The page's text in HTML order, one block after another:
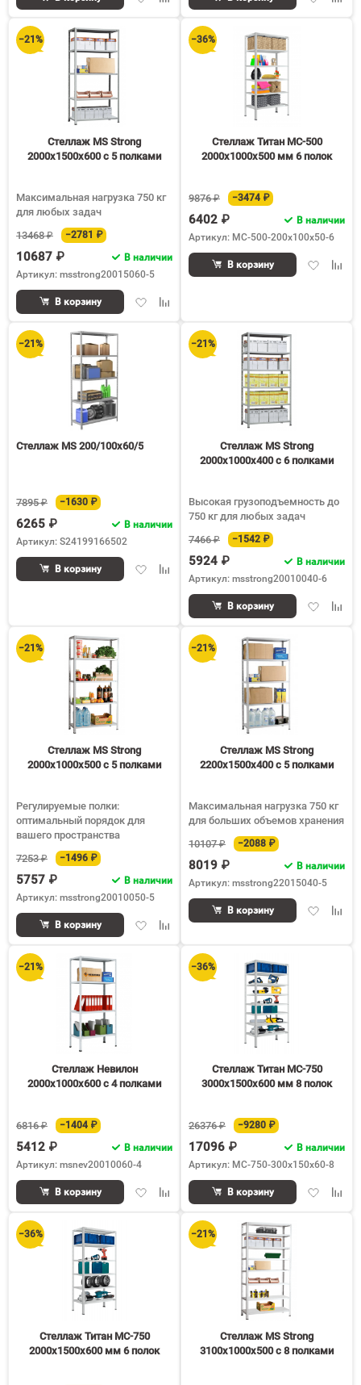
сравнению
−21%
Стеллаж MS Strong
2000х1500х600 c 5 полками
Максимальная нагрузка 750 кг
для любых задач
13468 ₽
−2781 ₽
10687 ₽
В наличии
Артикул: msstrong20015060-5
ДобавитьДобавить
сравнению
В корзину
−36%
Стеллаж Титан МС-500
2000х1000х500 мм 6 полок
9876 ₽ −3474 ₽
6402 ₽
В наличии
Артикул: МС-500-200х100х50-6
Добавить
В корзину
−21%
Стеллаж MS 200/100х60/5
7895 ₽ −1630 ₽
6265 ₽
В наличии
Артикул: S24199166502
ДобавитьДобавить
сравнению
В корзину
−21%
Стеллаж MS Strong
2000х1000х400 c 6 полками
Высокая грузоподъемность до
750 кг для любых задач
7466 ₽
−1542 ₽
5924 ₽
В наличии
Артикул: msstrong20010040-6
Добавить
В корзину
−21%
Стеллаж MS Strong
2000х1000х500 c 5 полками
Регулируемые полки:
оптимальный порядок для
вашего пространства
7253 ₽
−1496 ₽
5757 ₽
В наличии
Артикул: msstrong20010050-5
ДобавитьДобавить
сравнению
В корзину
−21%
Стеллаж MS Strong
2200х1500х400 c 5 полками
Максимальная нагрузка 750 кг
для больших объемов хранения
10107 ₽
−2088 ₽
8019 ₽
В наличии
Артикул: msstrong22015040-5
Добавить
В корзину
−21%
Стеллаж Невилон
2000х1000х600 c 4 полками
6816 ₽ −1404 ₽
5412 ₽
В наличии
Артикул: msnev20010060-4
ДобавитьДобавить
сравнению
В корзину
−36%
Стеллаж Титан МС-750
3000х1500х600 мм 8 полок
26376 ₽ −9280 ₽
17096 ₽
В наличии
Артикул: МС-750-300х150х60-8
Добавить
В корзину
−36%
Стеллаж Титан МС-750
2000х1500х600 мм 6 полок
−21%
Стеллаж MS Strong
3100х1000х500 c 8 полками